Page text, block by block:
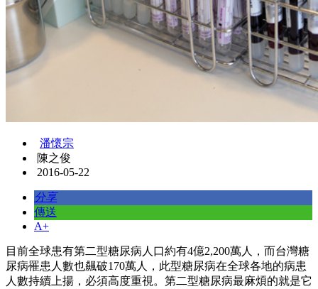
潘懷宗
陳之俊
2016-05-22
分享
傳送
A+
目前全球患有第二型糖尿病人口約有4億2,200萬人，而台灣糖
尿病罹患人數也飆破170萬人，此型糖尿病在全球各地的病患
人數持續上揚，必須高度重視。第二型糖尿病最麻煩的就是它